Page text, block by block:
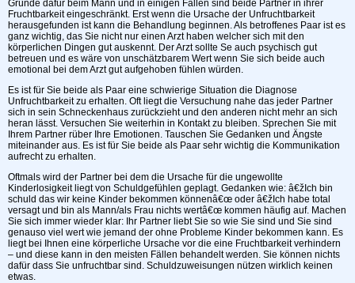
Gründe dafür beim Mann und in einigen Fällen sind beide Partner in ihrer
Fruchtbarkeit eingeschränkt. Erst wenn die Ursache der Unfruchtbarkeit
herausgefunden ist kann die Behandlung beginnen. Als betroffenes Paar ist es
ganz wichtig, das Sie nicht nur einen Arzt haben welcher sich mit den
körperlichen Dingen gut auskennt. Der Arzt sollte Se auch psychisch gut
betreuen und es wäre von unschätzbarem Wert wenn Sie sich beide auch
emotional bei dem Arzt gut aufgehoben fühlen würden.
Es ist für Sie beide als Paar eine schwierige Situation die Diagnose
Unfruchtbarkeit zu erhalten. Oft liegt die Versuchung nahe das jeder Partner
sich in sein Schneckenhaus zurückzieht und den anderen nicht mehr an sich
heran lässt. Versuchen Sie weiterhin in Kontakt zu bleiben. Sprechen Sie mit
Ihrem Partner rüber Ihre Emotionen. Tauschen Sie Gedanken und Ängste
miteinander aus. Es ist für Sie beide als Paar sehr wichtig die Kommunikation
aufrecht zu erhalten.
Oftmals wird der Partner bei dem die Ursache für die ungewollte
Kinderlosigkeit liegt von Schuldgefühlen geplagt. Gedanken wie: â€žIch bin
schuld das wir keine Kinder bekommen könnenâ€œ oder â€žIch habe total
versagt und bin als Mann/als Frau nichts wertâ€œ kommen häufig auf. Machen
Sie sich immer wieder klar: Ihr Partner liebt Sie so wie Sie sind und Sie sind
genauso viel wert wie jemand der ohne Probleme Kinder bekommen kann. Es
liegt bei Ihnen eine körperliche Ursache vor die eine Fruchtbarkeit verhindern
– und diese kann in den meisten Fällen behandelt werden. Sie können nichts
dafür dass Sie unfruchtbar sind. Schuldzuweisungen nützen wirklich keinen
etwas.